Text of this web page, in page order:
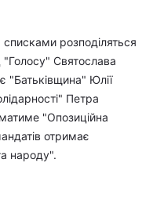
розподіляться
"Голосу" Святослава
"Батьківщина" Юлії
Петра
"Опозиційна
отримає
народу".